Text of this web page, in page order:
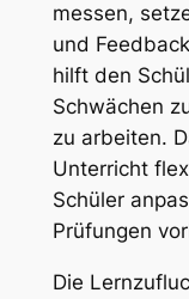
messen,
und
hilft den
Schwächen
zu arbeiten.
Unterricht
Schüler
Prüfungen
Die